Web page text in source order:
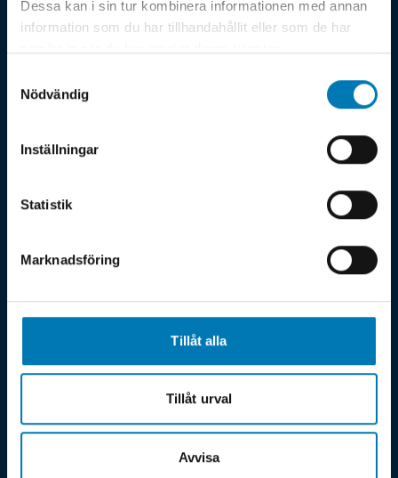
Dessa kan i sin tur kombinera informationen med annan
information som du har tillhandahållit eller som de har
Nödvändig
Inställningar
Statistik
Marknadsföring
Tillåt alla
Tillåt urval
Avvisa
Vi installerar certifierade inbrottslarm i Larmklass 2
och 3 – från butik och kontor till större anläggningar.
Fler tjänster inom säkerhetssystem och larm i
Passagesystem
Västerås